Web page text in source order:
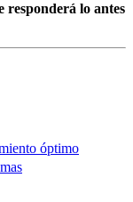
responderá lo antes
óptimo